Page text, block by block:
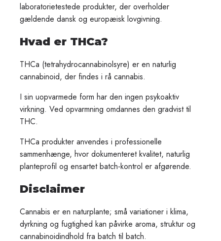
laboratorietestede produkter, der overholder
gældende dansk og europæisk lovgivning.
Hvad er THCa?
THCa (tetrahydrocannabinolsyre) er en naturlig
cannabinoid, der findes i rå cannabis.
I sin uopvarmede form har den ingen psykoaktiv
virkning. Ved opvarmning omdannes den gradvist til
THC.
THCa produkter anvendes i professionelle
sammenhænge, hvor dokumenteret kvalitet, naturlig
planteprofil og ensartet batch-kontrol er afgørende.
Disclaimer
Cannabis er en naturplante; små variationer i klima,
dyrkning og fugtighed kan påvirke aroma, struktur og
cannabinoidindhold fra batch til batch.